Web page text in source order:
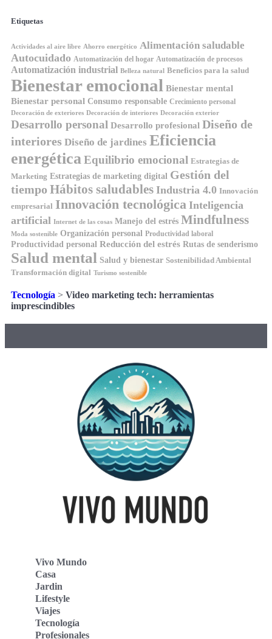
Etiquetas
Actividades al aire libre Ahorro energético Alimentación saludable
Autocuidado Automatización del hogar Automatización de procesos
Automatización industrial Belleza natural Beneficios para la salud
Bienestar emocional Bienestar mental
Bienestar personal Consumo responsable Crecimiento personal
Decoración de exteriores Decoración de interiores Decoración exterior
Desarrollo personal Desarrollo profesional Diseño de
interiores Diseño de jardines Eficiencia
energéticaEquilibrio emocional Estrategias de
Marketing Estrategias de marketing digital Gestión del
tiempo Hábitos saludables Industria 4.0 Innovación
empresarial Innovación tecnológica Inteligencia
artificial Internet de las cosas Manejo del estrés Mindfulness
Moda sostenible Organización personal Productividad laboral
Productividad personal Reducción del estrés Rutas de senderismo
Salud mental Salud y bienestar Sostenibilidad Ambiental
Transformación digital Turismo sostenible
Tecnología > Video marketing tech: herramientas
imprescindibles
Vivo Mundo
Casa
Jardin
Lifestyle
Viajes
Tecnología
Profesionales